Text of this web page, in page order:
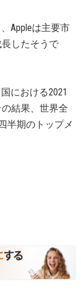
Appleは主要市
したそうで
における2021
結果、世界全
半期のトップメ